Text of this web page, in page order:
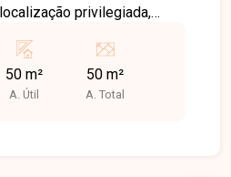
privilegiada,
além de estar próximo a
comerciais, serviços
proporcionando excelente
50 m²
A. Útil
50 m²
A. Total